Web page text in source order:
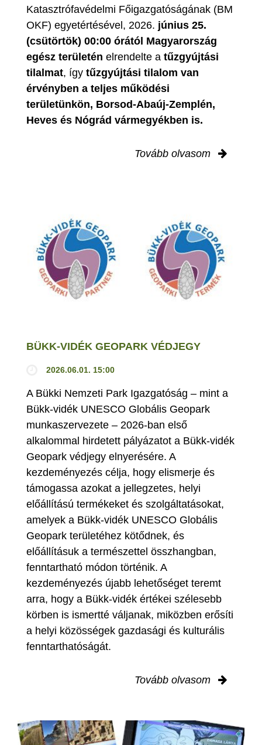
Katasztrófavédelmi Főigazgatóságának (BM
OKF) egyetértésével, 2026. június 25.
(csütörtök) 00:00 órától Magyarország
egész területén elrendelte a tűzgyújtási
tilalmat, így tűzgyújtási tilalom van
érvényben a teljes működési
területünkön, Borsod-Abaúj-Zemplén,
Heves és Nógrád vármegyékben is.
Tovább olvasom
BÜKK-VIDÉK GEOPARK VÉDJEGY
2026.06.01. 15:00
A Bükki Nemzeti Park Igazgatóság – mint a
Bükk-vidék UNESCO Globális Geopark
munkaszervezete – 2026-ban első
alkalommal hirdetett pályázatot a Bükk-vidék
Geopark védjegy elnyerésére. A
kezdeményezés célja, hogy elismerje és
támogassa azokat a jellegzetes, helyi
előállítású termékeket és szolgáltatásokat,
amelyek a Bükk-vidék UNESCO Globális
Geopark területéhez kötődnek, és
előállításuk a természettel összhangban,
fenntartható módon történik. A
kezdeményezés újabb lehetőséget teremt
arra, hogy a Bükk-vidék értékei szélesebb
körben is ismertté váljanak, miközben erősíti
a helyi közösségek gazdasági és kulturális
fenntarthatóságát.
Tovább olvasom